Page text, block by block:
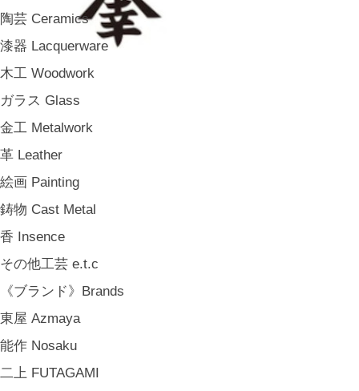
陶芸 Ceramics
漆器 Lacquerware
木工 Woodwork
ガラス Glass
金工 Metalwork
革 Leather
絵画 Painting
鋳物 Cast Metal
香 Insence
その他工芸 e.t.c
《ブランド》Brands
東屋 Azmaya
能作 Nosaku
二上 FUTAGAMI